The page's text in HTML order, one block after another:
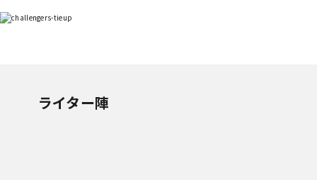
ライター陣